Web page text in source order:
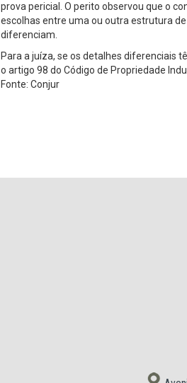
prova pericial. O perito observou que o
escolhas entre uma ou outra estrutura
diferenciam.
Para a juíza, se os detalhes diferenciais
o artigo 98 do Código de Propriedade
Fonte: Conjur